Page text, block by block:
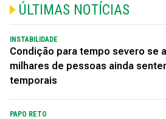
ÚLTIMAS NOTÍCIAS
INSTABILIDADE
Condição para tempo severo se
milhares de pessoas ainda
temporais
PAPO RETO